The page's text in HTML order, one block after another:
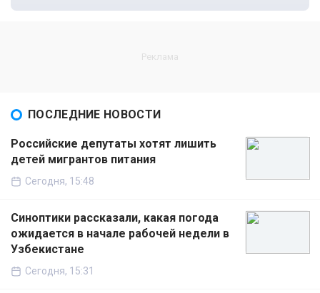
ПОСЛЕДНИЕ НОВОСТИ
Российские депутаты хотят лишить
детей мигрантов питания
Сегодня, 15:48
Синоптики рассказали, какая погода
ожидается в начале рабочей недели в
Узбекистане
Сегодня, 15:31